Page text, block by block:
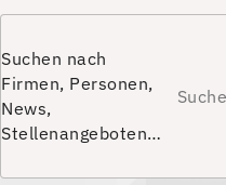
Suchen nach
Firmen, Personen,
News,
Stellenangeboten…